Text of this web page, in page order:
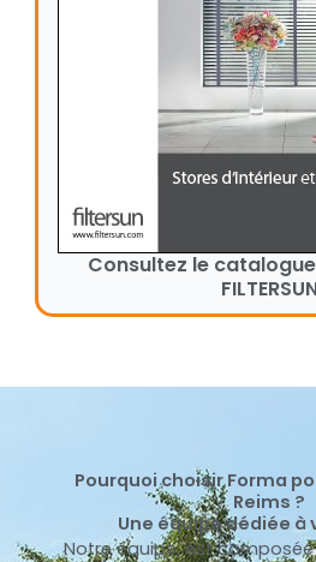
Consultez le
Pourquoi choisir Forma
Reims ?
Une équipe dédiée
Notre équipe, est